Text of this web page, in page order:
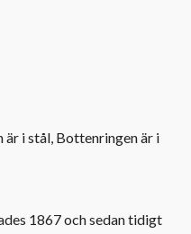
är i stål, Bottenringen är i
1867 och sedan tidigt